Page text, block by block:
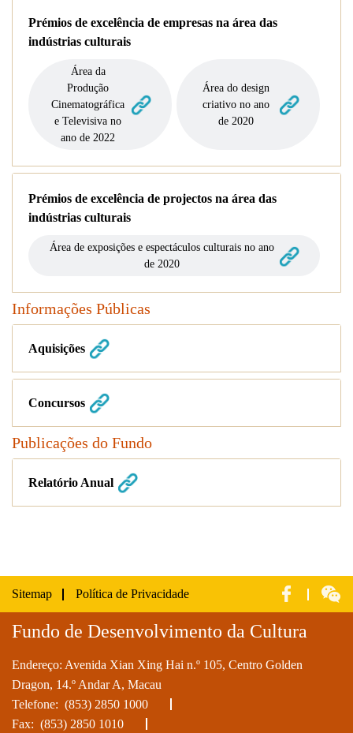
Prémios de excelência de empresas na área das
indústrias culturais
Área da
Produção
Cinematográfica
e Televisiva no
ano de 2022
Área do design
criativo no ano
de 2020
Prémios de excelência de projectos na área das
indústrias culturais
Área de exposições e espectáculos culturais no ano
de 2020
Informações Públicas
Aquisições
Concursos
Publicações do Fundo
Relatório Anual
Sitemap Política de Privacidade
Fundo de Desenvolvimento da Cultura
Endereço: Avenida Xian Xing Hai n.º 105, Centro Golden
Dragon, 14.º Andar A, Macau
Telefone: (853) 2850 1000
Fax: (853) 2850 1010